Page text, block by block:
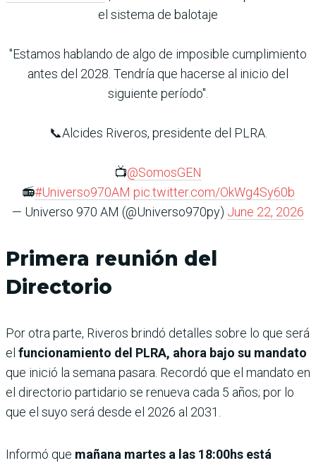
el sistema de balotaje
"Estamos hablando de algo de imposible cumplimiento
antes del 2028. Tendría que hacerse al inicio del
siguiente período".
📞Alcides Riveros, presidente del PLRA.
📺@SomosGEN
📻#Universo970AM pic.twitter.com/OkWg4Sy60b
— Universo 970 AM (@Universo970py) June 22, 2026
Primera reunión del
Directorio
Por otra parte, Riveros brindó detalles sobre lo que será
el funcionamiento del PLRA, ahora bajo su mandato
que inició la semana pasara. Recordó que el mandato en
el directorio partidario se renueva cada 5 años; por lo
que el suyo será desde el 2026 al 2031.
Informó que mañana martes a las 18:00hs está